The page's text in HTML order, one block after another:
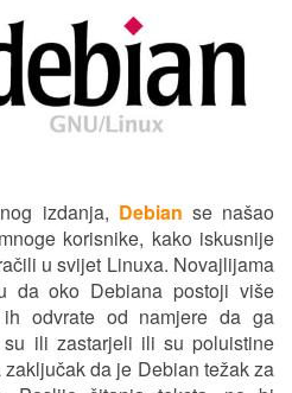
izdanja, Debian se našao
korisnike, kako iskusnije
u svijet Linuxa. Novajlijama
da oko Debiana postoji više
odvrate od namjere da ga
ili zastarjeli ili su poluistine
da je Debian težak za